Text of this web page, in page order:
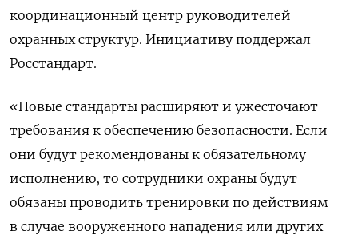
координационный центр руководителей
охранных структур. Инициативу поддержал
Росстандарт.
«Новые стандарты расширяют и ужесточают
требования к обеспечению безопасности. Если
они будут рекомендованы к обязательному
исполнению, то сотрудники охраны будут
обязаны проводить тренировки по действиям
в случае вооруженного нападения или других